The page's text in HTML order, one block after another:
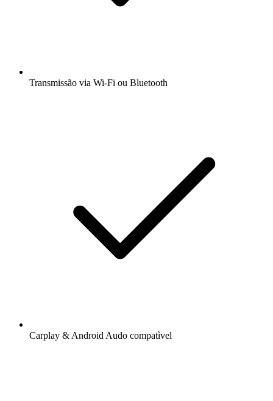
Transmissão via Wi-Fi ou Bluetooth
Carplay & Android Audo compatìvel